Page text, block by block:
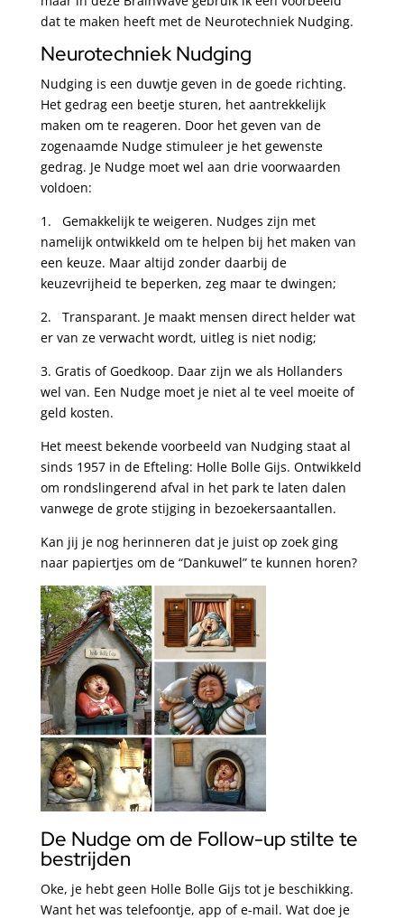
dat te maken heeft met de Neurotechniek Nudging.
Neurotechniek Nudging
Nudging is een duwtje geven in de goede richting.
Het gedrag een beetje sturen, het aantrekkelijk
maken om te reageren. Door het geven van de
zogenaamde Nudge stimuleer je het gewenste
gedrag. Je Nudge moet wel aan drie voorwaarden
voldoen:
1. Gemakkelijk te weigeren. Nudges zijn met
namelijk ontwikkeld om te helpen bij het maken van
een keuze. Maar altijd zonder daarbij de
keuzevrijheid te beperken, zeg maar te dwingen;
2. Transparant. Je maakt mensen direct helder wat
er van ze verwacht wordt, uitleg is niet nodig;
3. Gratis of Goedkoop. Daar zijn we als Hollanders
wel van. Een Nudge moet je niet al te veel moeite of
geld kosten.
Het meest bekende voorbeeld van Nudging staat al
sinds 1957 in de Efteling: Holle Bolle Gijs. Ontwikkeld
om rondslingerend afval in het park te laten dalen
vanwege de grote stijging in bezoekersaantallen.
Kan jij je nog herinneren dat je juist op zoek ging
naar papiertjes om de “Dankuwel” te kunnen horen?
De Nudge om de Follow-up stilte te
bestrijden
Oke, je hebt geen Holle Bolle Gijs tot je beschikking.
Want het was telefoontje, app of e-mail. Wat doe je